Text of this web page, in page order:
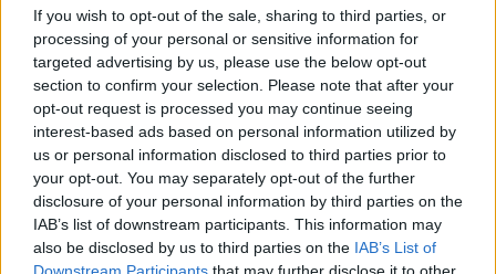
If you wish to opt-out of the sale, sharing to third parties, or
processing of your personal or sensitive information for
targeted advertising by us, please use the below opt-out
section to confirm your selection. Please note that after your
opt-out request is processed you may continue seeing
interest-based ads based on personal information utilized by
us or personal information disclosed to third parties prior to
your opt-out. You may separately opt-out of the further
disclosure of your personal information by third parties on the
IAB’s list of downstream participants. This information may
also be disclosed by us to third parties on the IAB’s List of
TESTS. Vai tu esi gudrāks
par ChatGPT? 99% cilvēku
“iesprūst” 5. jautājumā